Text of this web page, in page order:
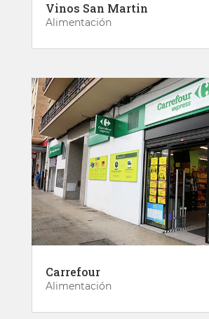
Vinos San Martin
Alimentación
Carrefour
Alimentación